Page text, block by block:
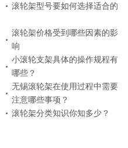
滚轮架型号要如何选择适合的
滚轮架价格受到哪些因素的影
响
小滚轮支架具体的操作规程有
哪些？
无锡滚轮架在使用过程中需要
注意哪些事项？
滚轮架分类知识你知多少？